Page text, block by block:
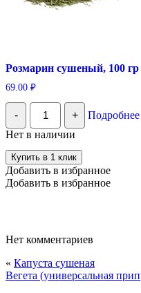
Розмарин сушеный, 100 гр
69.00 ₽
-
Количество
Розмарин
сушеный,
100
гр
+
Подробнее
Нет в наличии
Купить в 1 клик
Добавить в избранное
Добавить в избранное
Нет комментариев
« Капуста сушеная
Вегета (универсальная